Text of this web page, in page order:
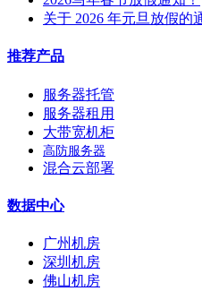
关于 2026 年元旦放假的
推荐产品
服务器托管
服务器租用
大带宽机柜
高防服务器
混合云部署
数据中心
广州机房
深圳机房
佛山机房